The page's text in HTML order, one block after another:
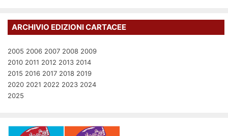
ARCHIVIO EDIZIONI CARTACEE
2005 2006 2007 2008 2009
2010 2011 2012 2013 2014
2015 2016 2017 2018 2019
2020 2021 2022 2023 2024
2025